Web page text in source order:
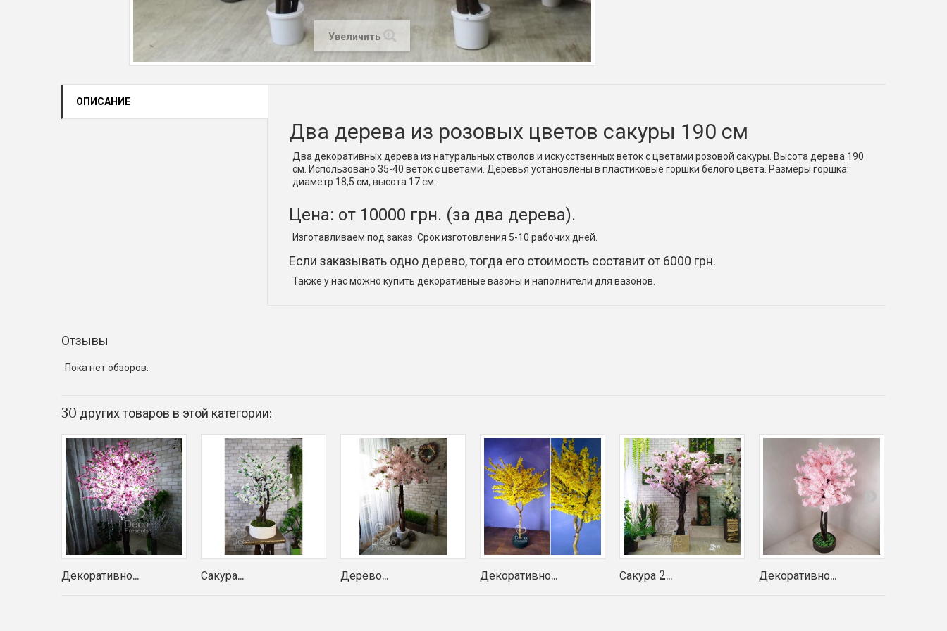
Увеличить
ОПИСАНИЕ
Два дерева из розовых цветов сакуры 190 см
Два декоративных дерева из натуральных стволов и искусственных веток с цветами розовой сакуры. Высота дерева 190
см. Использовано 35-40 веток с цветами. Деревья установлены в пластиковые горшки белого цвета. Размеры горшка:
диаметр 18,5 см, высота 17 см.
Цена: от 10000 грн. (за два дерева).
Изготавливаем под заказ. Срок изготовления 5-10 рабочих дней.
Если заказывать одно дерево, тогда его стоимость составит от 6000 грн.
Также у нас можно купить декоративные вазоны и наполнители для вазонов.
Отзывы
Пока нет обзоров.
30 других товаров в этой категории:
Декоративно... Сакура... Дерево... Декоративно... Сакура 2... Декоративно...